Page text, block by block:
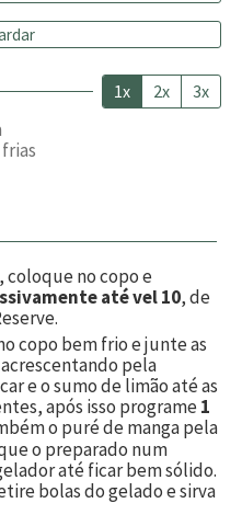
1x 2x 3x
coloque no copo e
até vel 10, de
copo bem frio e junte as
pela
e o sumo de limão até as
após isso programe1
o puré de manga pela
o preparado num
até ficar bem sólido.
bolas do gelado e sirva